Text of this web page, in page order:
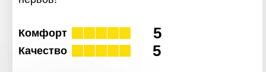
Комфорт 5
Качество 5